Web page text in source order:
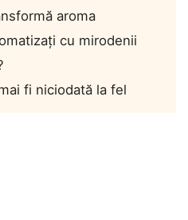
aroma
cu mirodenii
fi niciodată la fel